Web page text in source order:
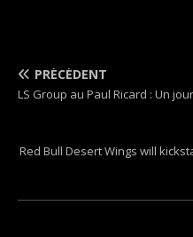
PRÉCÉDENT
LS Group au Paul Ricard : Un
Red Bull Desert Wings will